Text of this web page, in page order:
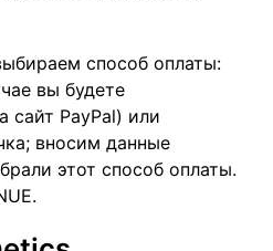
способ оплаты:
вы будете
сайт PayPal) или
вносим данные
этот способ оплаты.